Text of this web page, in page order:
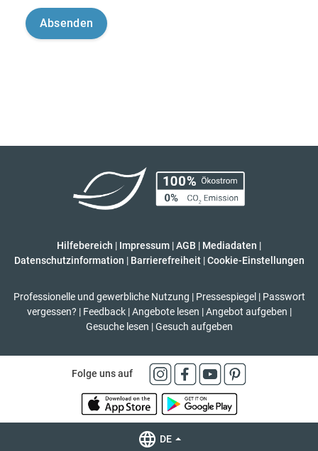
Hilfebereich | Impressum |AGB | Mediadaten |
Datenschutzinformation | Barrierefreiheit | Cookie-Einstellungen
Professionelle und gewerbliche Nutzung | Pressespiegel | Passwort
vergessen? | Feedback | Angebote lesen | Angebot aufgeben |
Gesuche lesen | Gesuch aufgeben
Folge uns auf
DE